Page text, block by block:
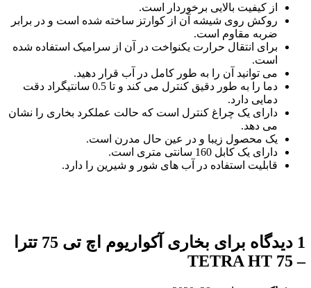
از کیفیت بالایی برخوردار است.
روکش روی شیشه آن از کوارتز ساخته شده است و در برابر
ضربه مقاوم است.
برای انتقال حرارت یکنواخت در آن از سرامیک استفاده شده
است.
می توانید آن را به طور کامل در آب قرار دهید.
دما را به طور دقیق کنترل می کند و تا 0.5 سانتیگراد دقت
دمایی دارد.
دارای یک چراغ کنترل است که حالت عملکرد بخاری را نشان
می دهد.
یک محصول زیبا و در عین حال مدرن است.
دارای یک کابل 160 سانتی متری است.
قابلیت استفاده در آب های شور و شیرین را دارد.
1 دیدگاه برای
بخاری آکواریوم اچ تی 75 تترا
– TETRA HT 75